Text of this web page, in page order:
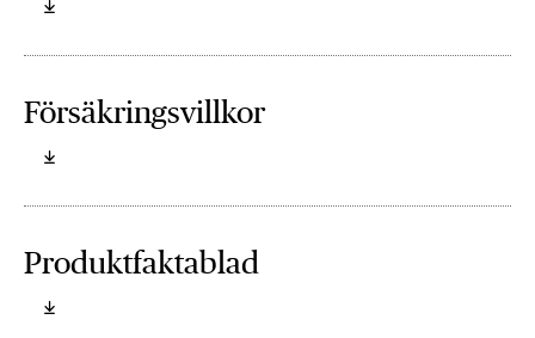
Försäkringsvillkor
Produktfaktablad